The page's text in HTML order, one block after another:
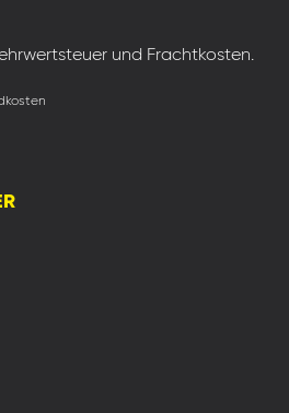
und Frachtkosten.